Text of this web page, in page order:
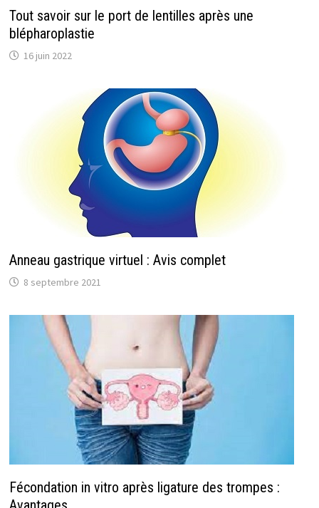
Tout savoir sur le port de lentilles après une
blépharoplastie
16 juin 2022
Anneau gastrique virtuel : Avis complet
8 septembre 2021
Fécondation in vitro après ligature des trompes :